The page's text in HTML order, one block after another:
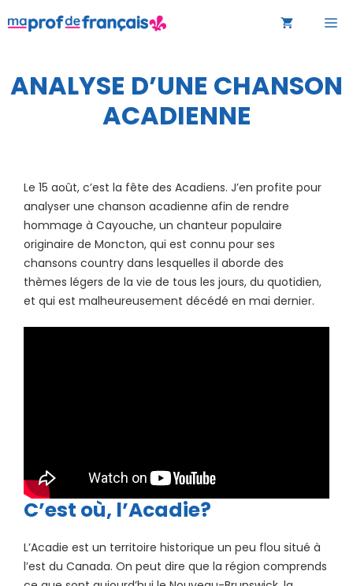
au
ANALYSE D’UNE CHANSON
ACADIENNE
Le 15 août, c’est la fête des Acadiens. J’en profite pour
analyser une chanson acadienne afin de rendre
hommage à Cayouche, un chanteur populaire
originaire de Moncton, qui est connu pour ses
chansons country dans lesquelles il aborde des
thèmes légers de la vie de tous les jours, du quotidien,
et qui est malheureusement décédé en mai dernier.
C’est où, l’Acadie?
L’Acadie est un territoire historique un peu flou situé à
l’est du Canada. On peut dire que la région comprends